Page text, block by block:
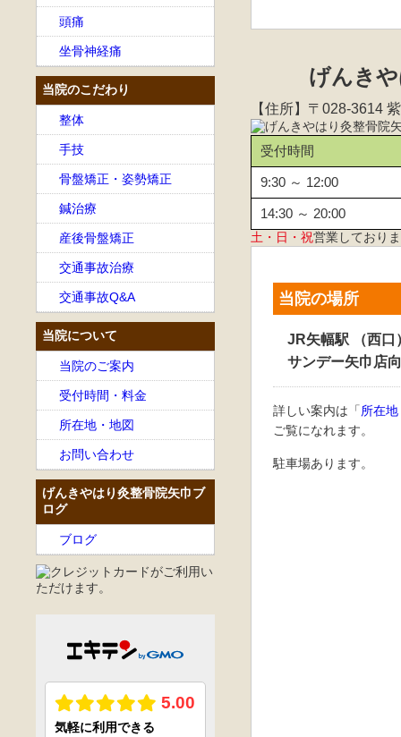
げんき
【住所】〒028-3614
受付時間
9:30 ～ 12:00
14:30 ～ 20:00
土・日・祝営業しており
当院の場所
JR矢幅駅 （西口
サンデー矢巾店
詳しい案内は「所在
ご覧になれます。
駐車場あります。
頭痛
坐骨神経痛
当院のこだわり
整体
手技
骨盤矯正・姿勢矯正
鍼治療
産後骨盤矯正
交通事故治療
交通事故Q&A
当院について
当院のご案内
受付時間・料金
所在地・地図
お問い合わせ
げんきやはり灸整骨院矢巾ブ
ログ
ブログ